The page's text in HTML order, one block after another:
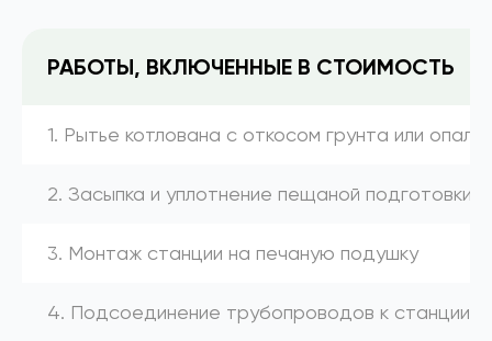
РАБОТЫ, ВКЛЮЧЕННЫЕ В СТОИМОСТЬ
1. Рытье котлована с откосом грунта или
2. Засыпка и уплотнение пещаной подготовки
3. Монтаж станции на печаную подушку
4. Подсоединение трубопроводов к станции